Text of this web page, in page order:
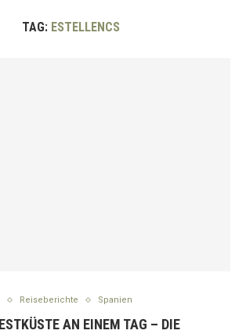
TAG: ESTELLENCS
Reiseberichte Spanien
AN EINEM TAG – DIE